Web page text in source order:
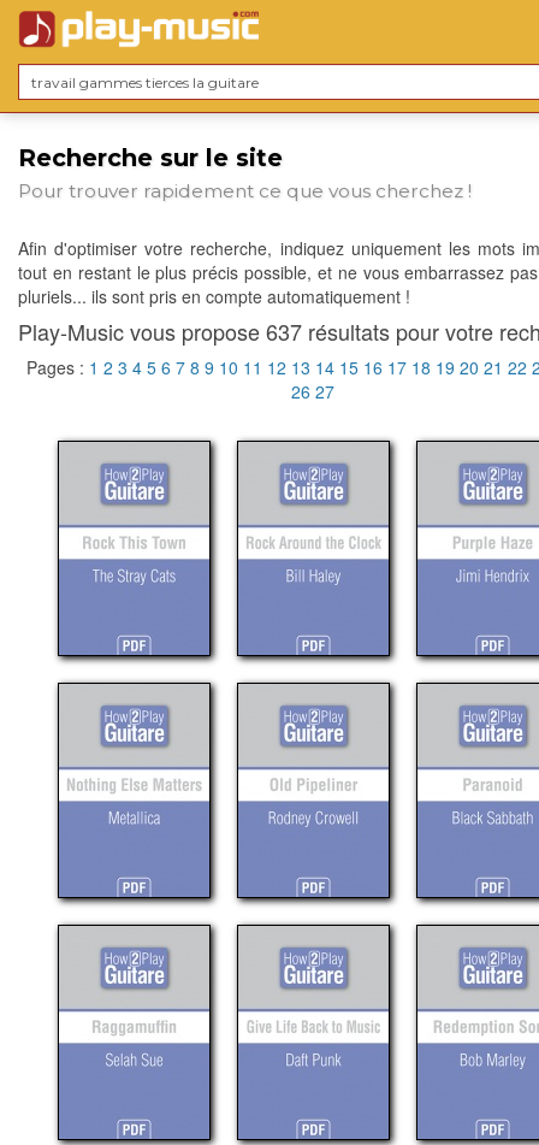
Recherche sur le site
Pour trouver rapidement ce que vous cherchez !
Afin d'optimiser votre recherche, indiquez uniquement les mots
tout en restant le plus précis possible, et ne vous embarrassez
pluriels... ils sont pris en compte automatiquement !
Play-Music vous propose 637 résultats pour votre
Pages : 1 2 3 4 5 6 7 8 9 10 11 12 13 14 15 16 17 18 19 20 21 22
26 27